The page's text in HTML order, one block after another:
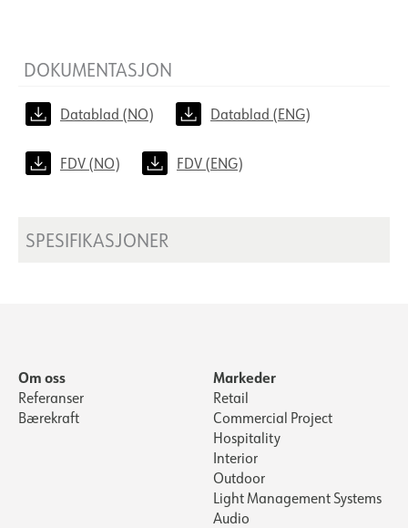
DOKUMENTASJON
Datablad (NO) Datablad (ENG)
FDV (NO) FDV (ENG)
SPESIFIKASJONER
Om oss
Referanser
Bærekraft
Markeder
Retail
Commercial Project
Hospitality
Interior
Outdoor
Light Management Systems
Audio